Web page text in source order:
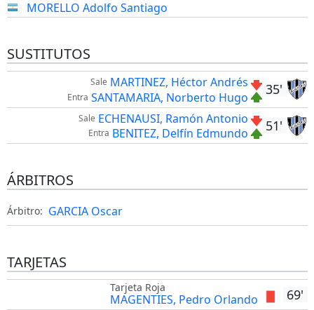
MORELLO Adolfo Santiago
SUSTITUTOS
35'
Sale MARTINEZ, Héctor Andrés
Entra SANTAMARIA, Norberto Hugo
51'
Sale ECHENAUSI, Ramón Antonio
Entra BENITEZ, Delfín Edmundo
ÁRBITROS
Árbitro: GARCIA Oscar
TARJETAS
69'
Tarjeta Roja
MAGENTIES, Pedro Orlando